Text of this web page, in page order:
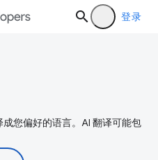
登录
您偏好的语言。AI 翻译可能包